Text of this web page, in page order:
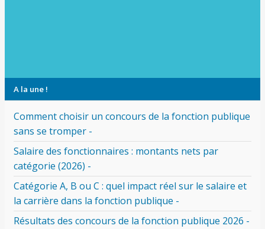
A la une !
Comment choisir un concours de la fonction publique
sans se tromper -
Salaire des fonctionnaires : montants nets par
catégorie (2026) -
Catégorie A, B ou C : quel impact réel sur le salaire et
la carrière dans la fonction publique -
Résultats des concours de la fonction publique 2026 -